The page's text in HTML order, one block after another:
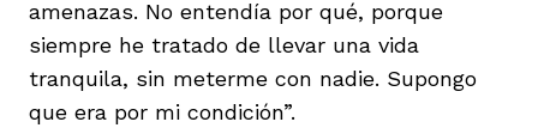
amenazas. No entendía por qué, porque
siempre he tratado de llevar una vida
tranquila, sin meterme con nadie. Supongo
que era por mi condición”.